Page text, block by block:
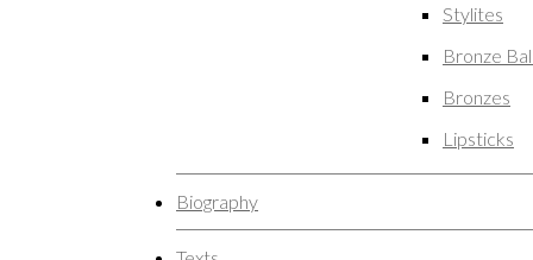
Stylites
Bronze
Bronzes
Lipsticks
Biography